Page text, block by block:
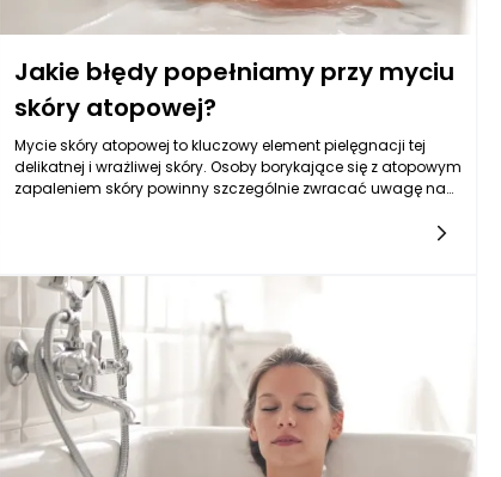
Jakie błędy popełniamy przy myciu
skóry atopowej?
Mycie skóry atopowej to kluczowy element pielęgnacji tej
delikatnej i wrażliwej skóry. Osoby borykające się z atopowym
zapaleniem skóry powinny szczególnie zwracać uwagę na
pogorszenia stanu skóry, ale również wywołać nieprzyjemne
objawy, takie jak świąd, podrażnienie czy
zaczerwienienie. Warto więc przyjrzeć się kilku najczęściej
występującym nieprawidłowościom, które mogą przytrafiać
się osobom z ograniczoną tolerancją na czynniki
zewnętrzne.